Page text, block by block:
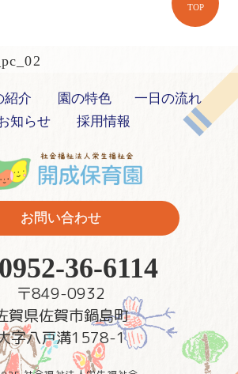
TOP
紹介 園の特色
一日の流れ
知らせ 採用情報
お問い合わせ
0952-36-6114
〒849-0932
賀県佐賀市鍋島町
字八戸溝1578-1